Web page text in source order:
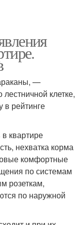
—
клетке,
в рейтинге
квартире
нехватка корма
комфортные
по системам
розеткам,
по наружной